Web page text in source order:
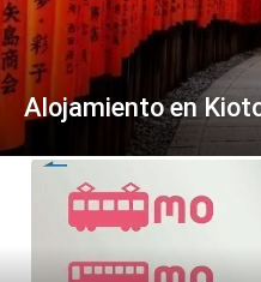
Alojamiento en